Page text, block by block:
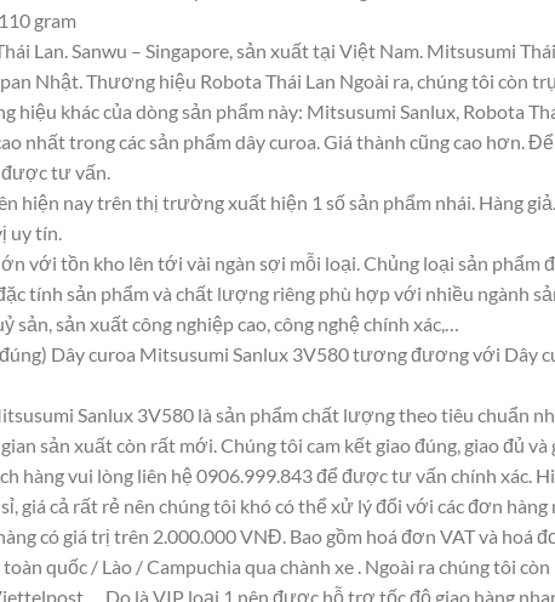
gram
Lan. Sanwu – Singapore, sản xuất tại Việt Nam. Mitsusumi
Nhật. Thương hiệu Robota Thái Lan Ngoài ra, chúng tôi còn
hiệu khác của dòng sản phẩm này: Mitsusumi Sanlux, Robota
nhất trong các sản phẩm dây curoa. Giá thành cũng cao hơn.
tư vấn.
hiện nay trên thị trường xuất hiện 1 số sản phẩm nhái. Hàng
uy tín.
với tồn kho lên tới vài ngàn sợi mỗi loại. Chủng loại sản
tính sản phẩm và chất lượng riêng phù hợp với nhiều ngành
sản xuất công nghiệp cao, công nghệ chính xác,…
Dây curoa Mitsusumi Sanlux 3V580 tương đương với Dây
Sanlux 3V580 là sản phẩm chất lượng theo tiêu chuẩn
sản xuất còn rất mới. Chúng tôi cam kết giao đúng, giao đủ
hàng vui lòng liên hệ 0906.999.843 để được tư vấn chính xác.
giá cả rất rẻ nên chúng tôi khó có thể xử lý đổi với các đơn hàng
có giá trị trên 2.000.000 VNĐ. Bao gồm hoá đơn VAT và hoá
quốc / Lào / Campuchia qua chành xe . Ngoài ra chúng tôi
Do là VIP loại 1 nên được hỗ trợ tốc độ giao hàng